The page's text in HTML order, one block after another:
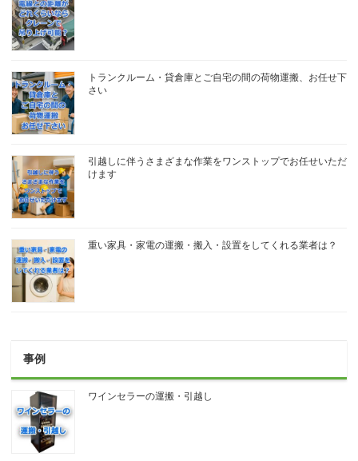
トランクルーム・貸倉庫とご自宅の間の荷物運搬、お任せ下
さい
引越しに伴うさまざまな作業をワンストップでお任せいただ
けます
重い家具・家電の運搬・搬入・設置をしてくれる業者は？
事例
ワインセラーの運搬・引越し